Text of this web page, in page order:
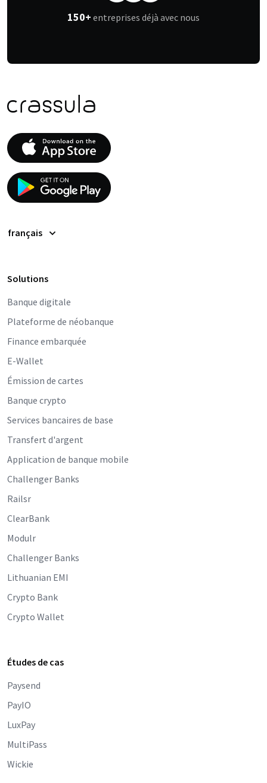
150+ entreprises déjà avec nous
français
Solutions
Banque digitale
Plateforme de néobanque
Finance embarquée
E-Wallet
Émission de cartes
Banque crypto
Services bancaires de base
Transfert d'argent
Application de banque mobile
Challenger Banks
Railsr
ClearBank
Modulr
Challenger Banks
Lithuanian EMI
Crypto Bank
Crypto Wallet
Études de cas
Paysend
PayIO
LuxPay
MultiPass
Wickie